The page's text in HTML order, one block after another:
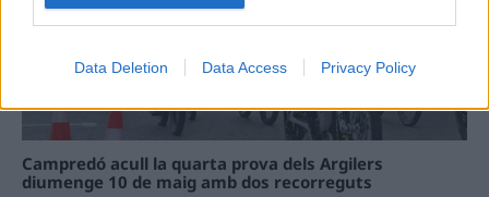
Data Deletion Data Access Privacy Policy
Campredó acull la quarta prova dels Argilers
diumenge 10 de maig amb dos recorreguts